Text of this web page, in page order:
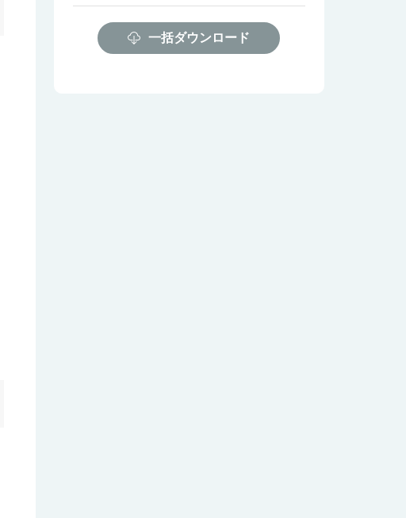
transcosmos online communic...
一括ダウンロード